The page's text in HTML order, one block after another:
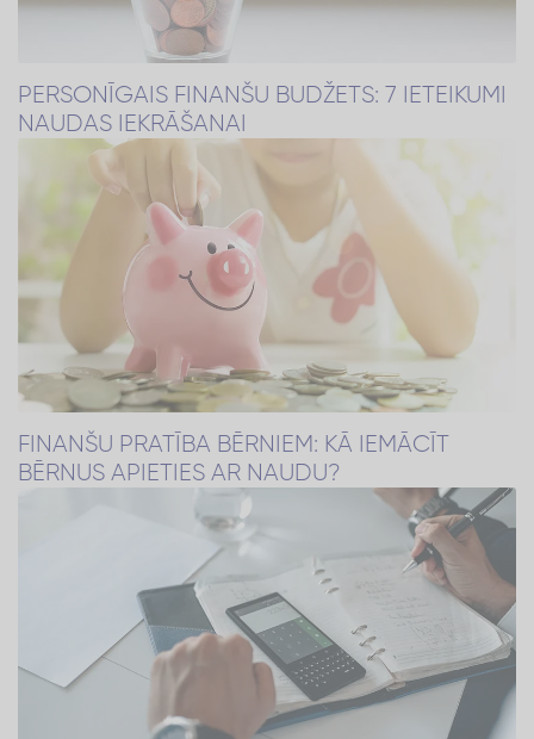
PERSONĪGAIS FINANŠU BUDŽETS: 7 IETEIKUMI
NAUDAS IEKRĀŠANAI
FINANŠU PRATĪBA BĒRNIEM: KĀ IEMĀCĪT
BĒRNUS APIETIES AR NAUDU?